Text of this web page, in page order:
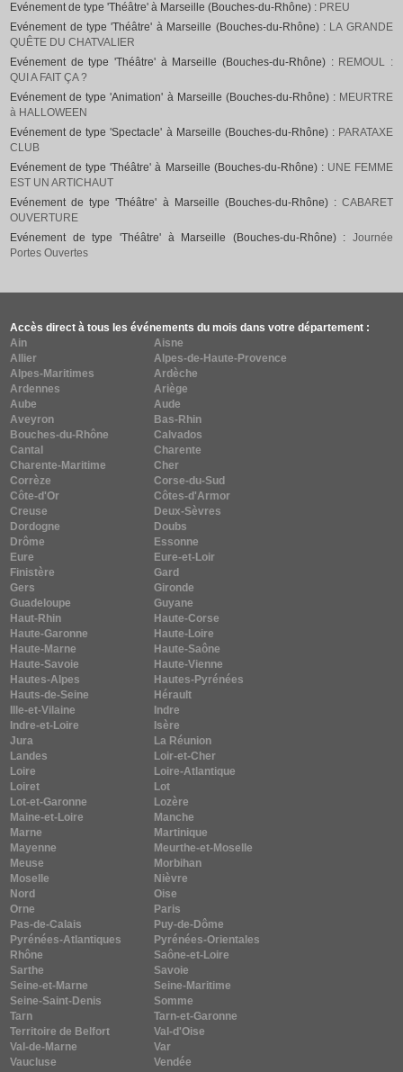
Evénement de type 'Théâtre' à Marseille (Bouches-du-Rhône) : PREU
Evénement de type 'Théâtre' à Marseille (Bouches-du-Rhône) : LA GRANDE
QUÊTE DU CHATVALIER
Evénement de type 'Théâtre' à Marseille (Bouches-du-Rhône) : REMOUL :
QUI A FAIT ÇA ?
Evénement de type 'Animation' à Marseille (Bouches-du-Rhône) : MEURTRE
à HALLOWEEN
Evénement de type 'Spectacle' à Marseille (Bouches-du-Rhône) : PARATAXE
CLUB
Evénement de type 'Théâtre' à Marseille (Bouches-du-Rhône) : UNE FEMME
EST UN ARTICHAUT
Evénement de type 'Théâtre' à Marseille (Bouches-du-Rhône) : CABARET
OUVERTURE
Evénement de type 'Théâtre' à Marseille (Bouches-du-Rhône) : Journée
Portes Ouvertes
Accès direct à tous les événements du mois dans votre département :
Ain
Aisne
Allier
Alpes-de-Haute-Provence
Alpes-Maritimes
Ardèche
Ardennes
Ariège
Aube
Aude
Aveyron
Bas-Rhin
Bouches-du-Rhône
Calvados
Cantal
Charente
Charente-Maritime
Cher
Corrèze
Corse-du-Sud
Côte-d'Or
Côtes-d'Armor
Creuse
Deux-Sèvres
Dordogne
Doubs
Drôme
Essonne
Eure
Eure-et-Loir
Finistère
Gard
Gers
Gironde
Guadeloupe
Guyane
Haut-Rhin
Haute-Corse
Haute-Garonne
Haute-Loire
Haute-Marne
Haute-Saône
Haute-Savoie
Haute-Vienne
Hautes-Alpes
Hautes-Pyrénées
Hauts-de-Seine
Hérault
Ille-et-Vilaine
Indre
Indre-et-Loire
Isère
Jura
La Réunion
Landes
Loir-et-Cher
Loire
Loire-Atlantique
Loiret
Lot
Lot-et-Garonne
Lozère
Maine-et-Loire
Manche
Marne
Martinique
Mayenne
Meurthe-et-Moselle
Meuse
Morbihan
Moselle
Nièvre
Nord
Oise
Orne
Paris
Pas-de-Calais
Puy-de-Dôme
Pyrénées-Atlantiques
Pyrénées-Orientales
Rhône
Saône-et-Loire
Sarthe
Savoie
Seine-et-Marne
Seine-Maritime
Seine-Saint-Denis
Somme
Tarn
Tarn-et-Garonne
Territoire de Belfort
Val-d'Oise
Val-de-Marne
Var
Vaucluse
Vendée